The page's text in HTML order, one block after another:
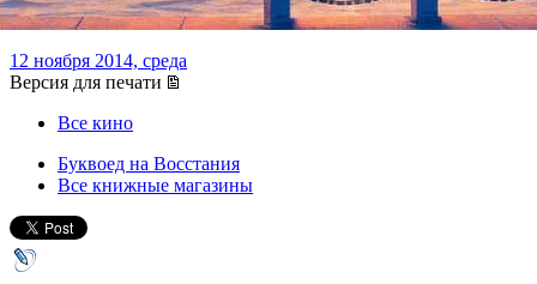
12 ноября 2014, среда
Версия для печати
Все кино
Буквоед на Восстания
Все книжные магазины